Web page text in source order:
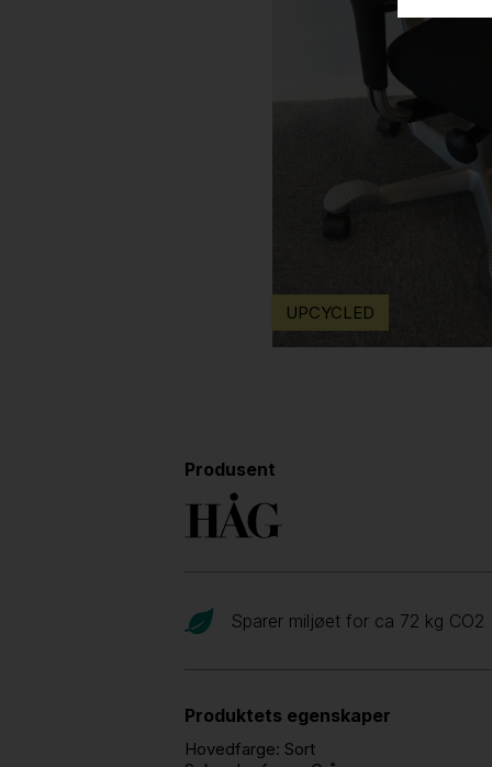
UPCYCLED
Produsent
Sparer miljøet for ca 72 kg CO2
Produktets egenskaper
Hovedfarge: Sort